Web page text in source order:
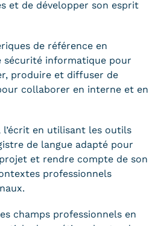
et de développer son esprit
de référence en
sécurité informatique pour
produire et diffuser de
collaborer en interne et en
l’écrit en utilisant les outils
de langue adapté pour
et rendre compte de son
professionnels
champs professionnels en